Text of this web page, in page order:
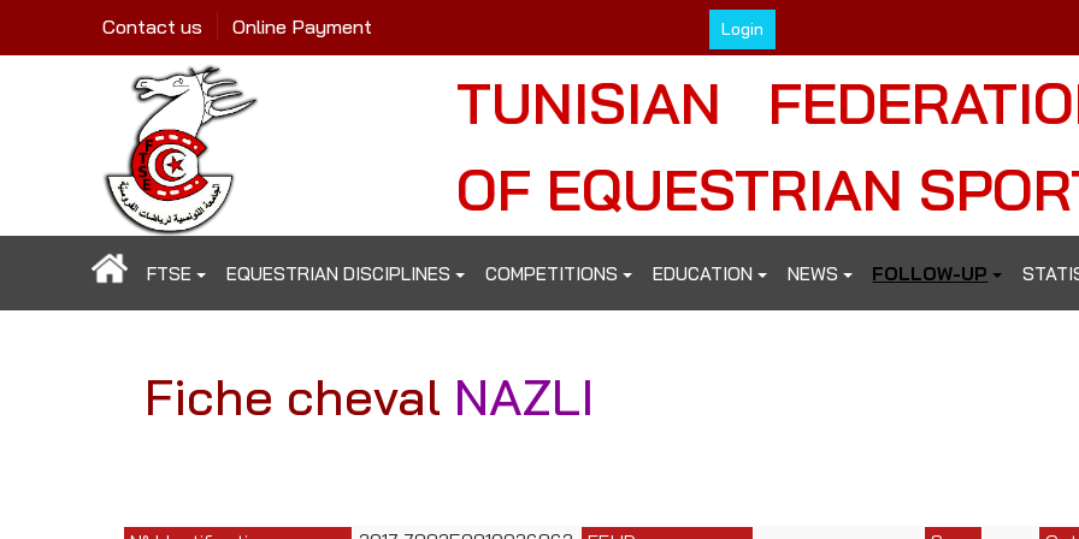
Login
Contact us Online Payment
TUNISIAN
OF EQUESTRIAN
FTSE EQUESTRIAN DISCIPLINES COMPETITIONS EDUCATION NEWS FOLLOW-UP
Fiche cheval NAZLI